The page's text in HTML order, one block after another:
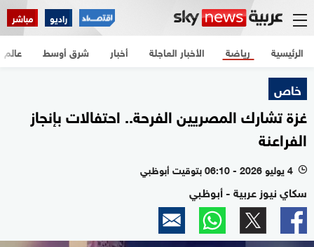
راديو مباشر
الرئيسية الأخبار العاجلة أخبار شرق أوسط عالم رياضة
خاص
غزة تشارك المصريين الفرحة.. احتفالات بإنجاز
الفراعنة
l 4 يوليو 2026 - 06:10 بتوقيت أبوظبي
سكاي نيوز عربية - أبوظبي